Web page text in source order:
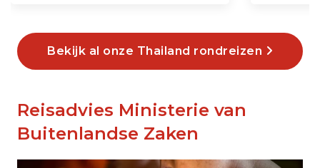
Bekijk al onze Thailand rondreizen
Reisadvies Ministerie van
Buitenlandse Zaken